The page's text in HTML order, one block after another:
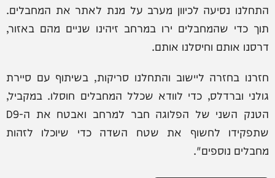
התחלנו נסיעה לכיוון מערב על מנת לאתר את המחבלים.
תוך כדי שהמחבלים ירו במרחב זיהינו שניים מהם באזור,
דרסנו אותם וחיסלנו אותם.
חזרנו בחזרה ליישוב והתחלנו סריקות, בשיתוף עם סיירת
גולני וברדלס, כדי לוודא שכלל המחבלים חוסלו. במקביל,
הטנק השני של הפלוגה חבר למרחב ואבטח את ה-D9
שתפקידו לחשוף את שטח השדה כדי שיוכלו לזהות
מחבלים נוספים".